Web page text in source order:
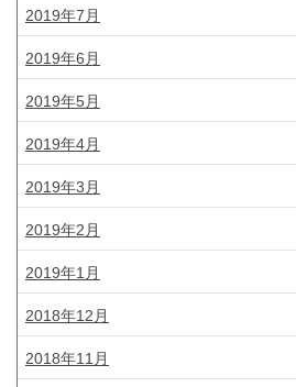
2019年7月
2019年6月
2019年5月
2019年4月
2019年3月
2019年2月
2019年1月
2018年12月
2018年11月